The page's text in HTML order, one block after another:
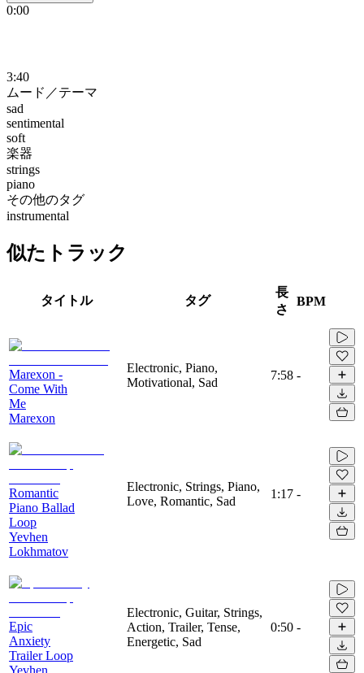
0:00
3:40
ムード／テーマ
sad
sentimental
soft
楽器
strings
piano
その他のタグ
instrumental
似たトラック
タイトル タグ
長
さ
BPM
Marexon -
Come With
Me
Marexon
Electronic, Piano,
Motivational, Sad
7:58 -
Romantic
Piano Ballad
Loop
Yevhen
Lokhmatov
Electronic, Strings, Piano,
Love, Romantic, Sad
1:17 -
Epic
Anxiety
Trailer Loop
Yevhen
Electronic, Guitar, Strings,
Action, Trailer, Tense,
Energetic, Sad
0:50 -